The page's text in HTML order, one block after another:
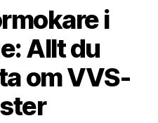
i
Allt du
om VVS-